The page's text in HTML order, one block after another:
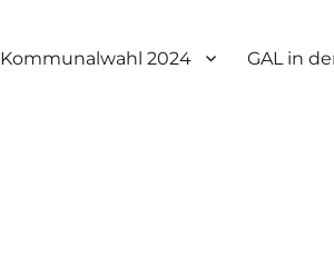
Kommunalwahl 2024 GAL in